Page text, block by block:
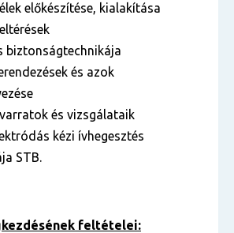
előkészítése, kialakítása
biztonságtechnikája
és azok
és vizsgálataik
kézi ívhegesztés
STB.
feltételei: